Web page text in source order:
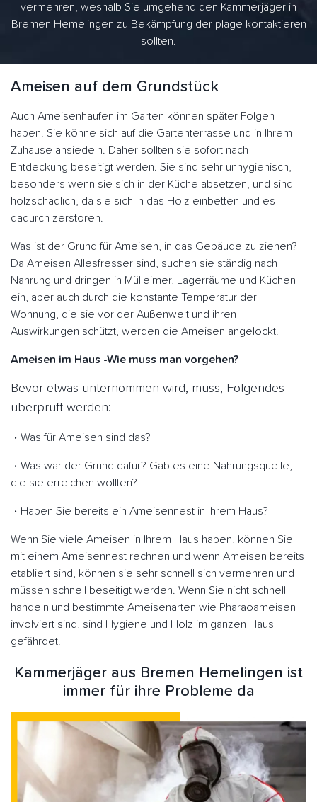
vermehren, weshalb Sie umgehend den Kammerjäger in
Bremen Hemelingen zu Bekämpfung der plage kontaktieren
sollten.
Ameisen auf dem Grundstück
Auch Ameisenhaufen im Garten können später Folgen
haben. Sie könne sich auf die Gartenterrasse und in Ihrem
Zuhause ansiedeln. Daher sollten sie sofort nach
Entdeckung beseitigt werden. Sie sind sehr unhygienisch,
besonders wenn sie sich in der Küche absetzen, und sind
holzschädlich, da sie sich in das Holz einbetten und es
dadurch zerstören.
Was ist der Grund für Ameisen, in das Gebäude zu ziehen?
Da Ameisen Allesfresser sind, suchen sie ständig nach
Nahrung und dringen in Mülleimer, Lagerräume und Küchen
ein, aber auch durch die konstante Temperatur der
Wohnung, die sie vor der Außenwelt und ihren
Auswirkungen schützt, werden die Ameisen angelockt.
Ameisen im Haus -Wie muss man vorgehen?
Bevor etwas unternommen wird, muss, Folgendes
überprüft werden:
Was für Ameisen sind das?
Was war der Grund dafür? Gab es eine Nahrungsquelle,
die sie erreichen wollten?
Haben Sie bereits ein Ameisennest in Ihrem Haus?
Wenn Sie viele Ameisen in Ihrem Haus haben, können Sie
mit einem Ameisennest rechnen und wenn Ameisen bereits
etabliert sind, können sie sehr schnell sich vermehren und
müssen schnell beseitigt werden. Wenn Sie nicht schnell
handeln und bestimmte Ameisenarten wie Pharaoameisen
involviert sind, sind Hygiene und Holz im ganzen Haus
gefährdet.
Kammerjäger aus Bremen Hemelingen ist
immer für ihre Probleme da